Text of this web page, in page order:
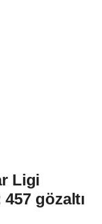
Ligi
gözaltı